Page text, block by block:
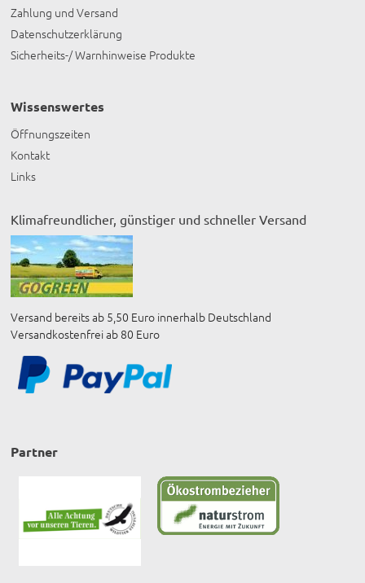
Zahlung und Versand
Datenschutzerklärung
Sicherheits-/ Warnhinweise Produkte
Wissenswertes
Öffnungszeiten
Kontakt
Links
Klimafreundlicher, günstiger und schneller Versand
Versand bereits ab 5,50 Euro innerhalb Deutschland
Versandkostenfrei ab 80 Euro
Partner